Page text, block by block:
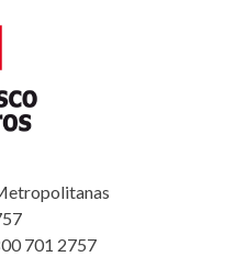
701 2757